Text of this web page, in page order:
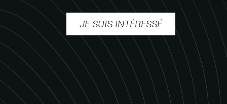
JE SUIS INTÉRESSÉ